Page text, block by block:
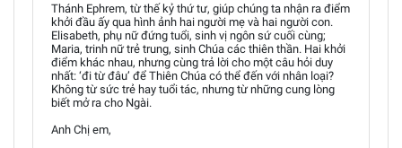
Thánh Ephrem, từ thế kỷ thứ tư, giúp chúng ta nhận ra điểm
khởi đầu ấy qua hình ảnh hai người mẹ và hai người con.
Elisabeth, phụ nữ đứng tuổi, sinh vị ngôn sứ cuối cùng;
Maria, trinh nữ trẻ trung, sinh Chúa các thiên thần. Hai khởi
điểm khác nhau, nhưng cùng trả lời cho một câu hỏi duy
nhất: ‘đi từ đâu’ để Thiên Chúa có thể đến với nhân loại?
Không từ sức trẻ hay tuổi tác, nhưng từ những cung lòng
biết mở ra cho Ngài.
Anh Chị em,